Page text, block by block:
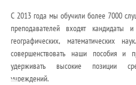
С 2013 года мы обучили более 7000
преподавателей входят кандидаты
географических, математических
совершенствовать наши пособия и
удерживать высокие позиции
учреждений.